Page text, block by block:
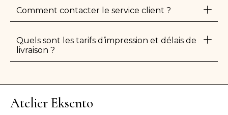
Comment contacter le service client ?
Quels sont les tarifs d’impression et délais de
livraison ?
Atelier Eksento